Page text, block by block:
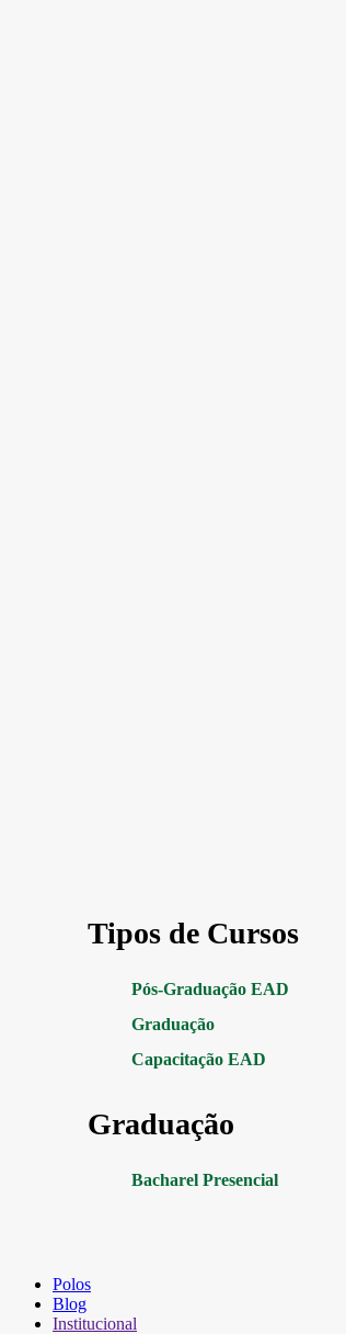
Tipos de Cursos
Pós-Graduação EAD
Graduação
Capacitação EAD
Graduação
Bacharel Presencial
Polos
Blog
Institucional